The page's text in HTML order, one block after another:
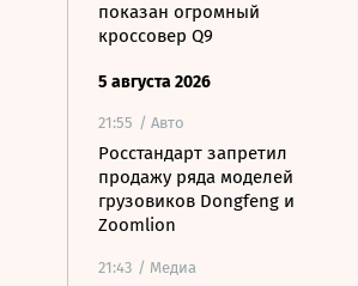
показан огромный
кроссовер Q9
5 августа 2026
21:55 / Авто
Росстандарт запретил
продажу ряда моделей
грузовиков Dongfeng и
Zoomlion
21:43 / Медиа